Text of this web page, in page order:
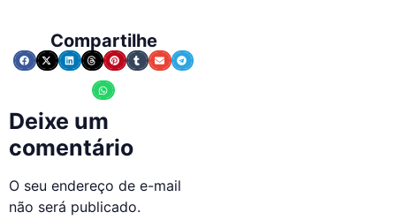
Compartilhe
Deixe um
comentário
O seu endereço de e-mail
não será publicado.